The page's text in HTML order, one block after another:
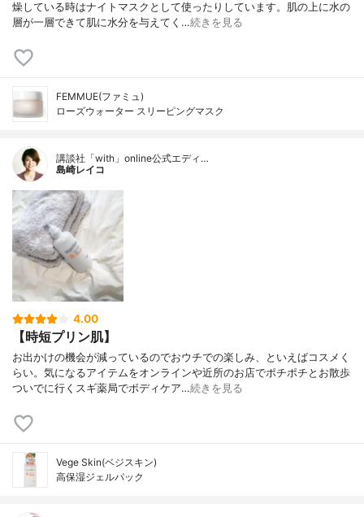
燥している時はナイトマスクとして使ったりしています。肌の上に水の
層が一層できて肌に水分を与えてく…続きを見る
FEMMUE(ファミュ)
ローズウォーター スリーピングマスク
講談社「with」online公式エディ…
島崎レイコ
4.00
【時短プリン肌】
お出かけの機会が減っているのでおウチでの楽しみ、といえばコスメく
らい。気になるアイテムをオンラインや近所のお店でポチポチとお散歩
ついでに行くスギ薬局でボディケア…続きを見る
Vege Skin(ベジスキン)
高保湿ジェルパック